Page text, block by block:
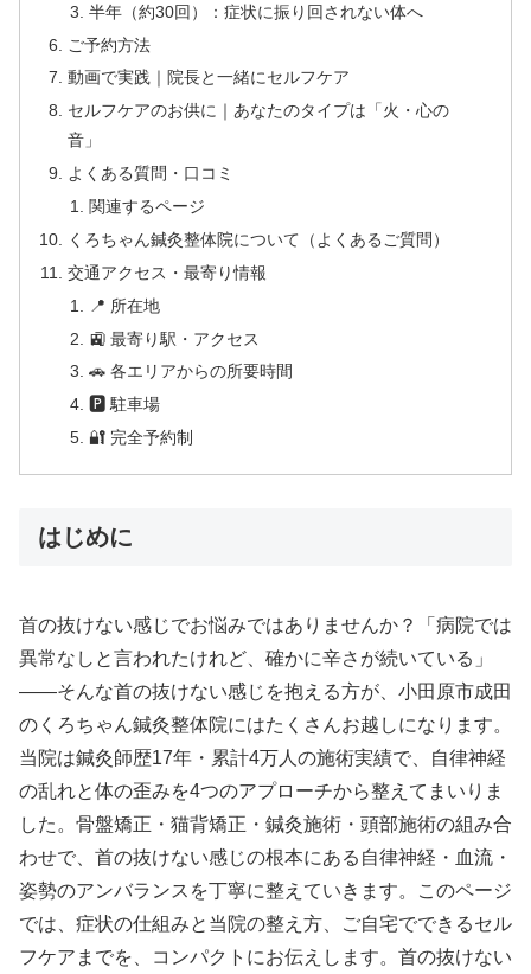
半年（約30回）：症状に振り回されない体へ
ご予約方法
動画で実践｜院長と一緒にセルフケア
セルフケアのお供に｜あなたのタイプは「火・心の
音」
よくある質問・口コミ
関連するページ
くろちゃん鍼灸整体院について（よくあるご質問）
交通アクセス・最寄り情報
📍 所在地
🚉 最寄り駅・アクセス
🚗 各エリアからの所要時間
🅿 駐車場
🔐 完全予約制
はじめに
首の抜けない感じでお悩みではありませんか？「病院では
異常なしと言われたけれど、確かに辛さが続いている」
——そんな首の抜けない感じを抱える方が、小田原市成田
のくろちゃん鍼灸整体院にはたくさんお越しになります。
当院は鍼灸師歴17年・累計4万人の施術実績で、自律神経
の乱れと体の歪みを4つのアプローチから整えてまいりま
した。骨盤矯正・猫背矯正・鍼灸施術・頭部施術の組み合
わせで、首の抜けない感じの根本にある自律神経・血流・
姿勢のアンバランスを丁寧に整えていきます。このページ
では、症状の仕組みと当院の整え方、ご自宅でできるセル
フケアまでを、コンパクトにお伝えします。首の抜けない